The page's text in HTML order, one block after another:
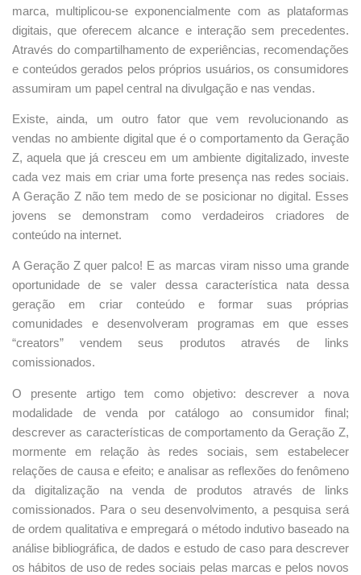
marca, multiplicou-se exponencialmente com as plataformas
digitais, que oferecem alcance e interação sem precedentes.
Através do compartilhamento de experiências, recomendações
e conteúdos gerados pelos próprios usuários, os consumidores
assumiram um papel central na divulgação e nas vendas.
Existe, ainda, um outro fator que vem revolucionando as
vendas no ambiente digital que é o comportamento da Geração
Z, aquela que já cresceu em um ambiente digitalizado, investe
cada vez mais em criar uma forte presença nas redes sociais.
A Geração Z não tem medo de se posicionar no digital. Esses
jovens se demonstram como verdadeiros criadores de
conteúdo na internet.
A Geração Z quer palco! E as marcas viram nisso uma grande
oportunidade de se valer dessa característica nata dessa
geração em criar conteúdo e formar suas próprias
comunidades e desenvolveram programas em que esses
“creators” vendem seus produtos através de links
comissionados.
O presente artigo tem como objetivo: descrever a nova
modalidade de venda por catálogo ao consumidor final;
descrever as características de comportamento da Geração Z,
mormente em relação às redes sociais, sem estabelecer
relações de causa e efeito; e analisar as reflexões do fenômeno
da digitalização na venda de produtos através de links
comissionados. Para o seu desenvolvimento, a pesquisa será
de ordem qualitativa e empregará o método indutivo baseado na
análise bibliográfica, de dados e estudo de caso para descrever
os hábitos de uso de redes sociais pelas marcas e pelos novos